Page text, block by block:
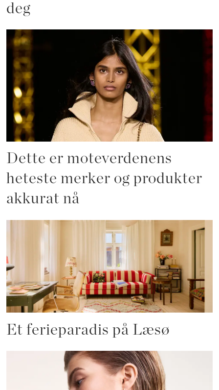
deg
Dette er moteverdenens
heteste merker og produkter
akkurat nå
Et ferieparadis på Læsø